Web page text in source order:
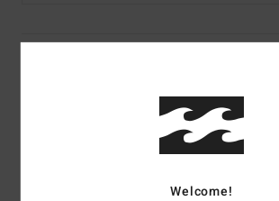
Camiseta de manga corta Negro Hombre
Código de color
Welcome!